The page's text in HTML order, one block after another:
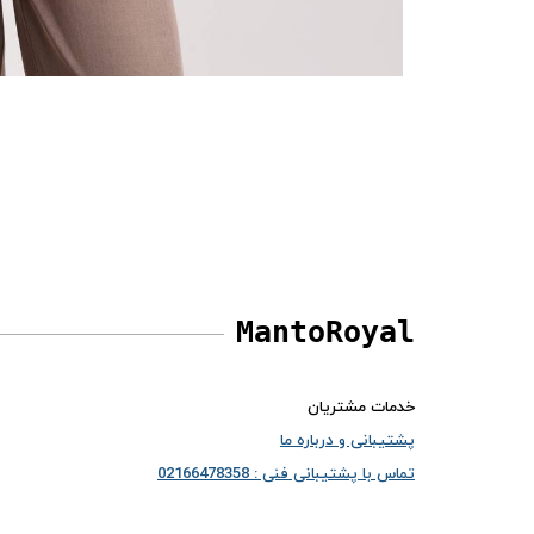
MantoRoyal
خدمات مشتریان
پشتیبانی و درباره ما
تماس با پشتیبانی فنی : 02166478358